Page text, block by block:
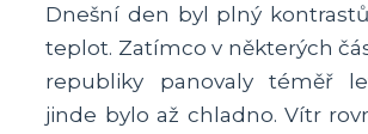
Dnešní den byl plný
teplot. Zatímco v některých
republiky panovaly téměř
jinde bylo až chladno. Vítr